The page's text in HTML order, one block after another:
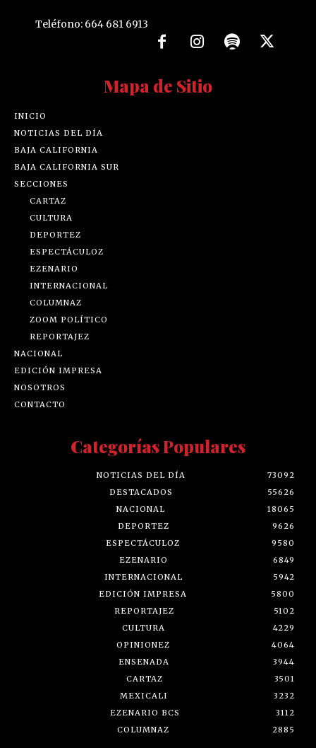
Teléfono: 664 681 6913
Mapa de Sitio
INICIO
NOTICIAS DEL DÍA
BAJA CALIFORNIA
BAJA CALIFORNIA SUR
SECCIONES
CARTAZ
CULTURA
DEPORTEZ
ESPECTÁCULOZ
EZENARIO
INTERNACIONAL
COLUMNAZ
ZOOM POLÍTICO
REPORTAJEZ
NACIONAL
EDICIÓN IMPRESA
NOSOTROS
CONTACTO
Categorías Populares
NOTICIAS DEL DÍA
73092
DESTACADOS
55626
NACIONAL
18065
DEPORTEZ
9626
ESPECTÁCULOZ
9580
EZENARIO
6849
INTERNACIONAL
5942
EDICIÓN IMPRESA
5800
REPORTAJEZ
5102
CULTURA
4229
OPINIONEZ
4064
ENSENADA
3944
CARTAZ
3501
MEXICALI
3232
EZENARIO BCS
3112
COLUMNAZ
2885